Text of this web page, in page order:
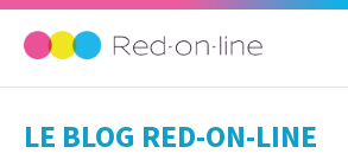
LE BLOG RED-ON-LINE